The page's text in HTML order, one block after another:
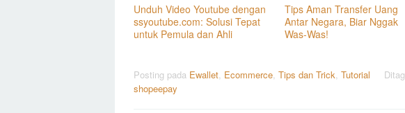
Unduh Video Youtube dengan
ssyoutube.com: Solusi Tepat
untuk Pemula dan Ahli
Tips Aman Transfer Uang
Antar Negara, Biar Nggak
Was-Was!
Posting pada Ewallet Ecommerce Tips dan Trick Tutorial Ditag
shopeepay